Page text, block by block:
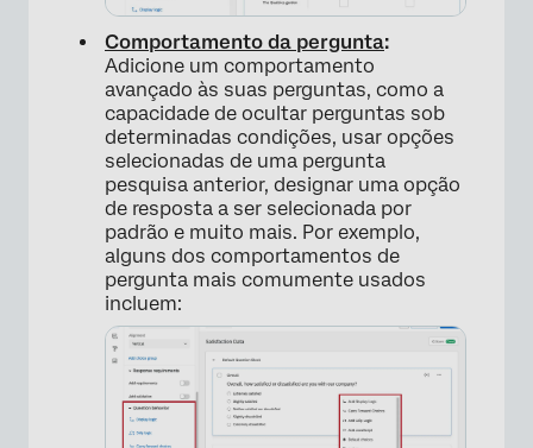
×
Comportamento da pergunta:
Adicione um comportamento
avançado às suas perguntas, como a
capacidade de ocultar perguntas sob
determinadas condições, usar opções
selecionadas de uma pergunta
pesquisa anterior, designar uma opção
de resposta a ser selecionada por
padrão e muito mais. Por exemplo,
alguns dos comportamentos de
pergunta mais comumente usados
incluem: